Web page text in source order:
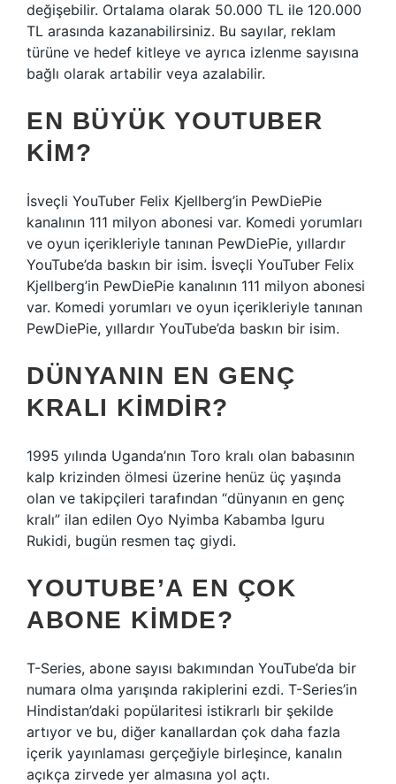
değişebilir. Ortalama olarak 50.000 TL ile 120.000
TL arasında kazanabilirsiniz. Bu sayılar, reklam
türüne ve hedef kitleye ve ayrıca izlenme sayısına
bağlı olarak artabilir veya azalabilir.
EN BÜYÜK YOUTUBER
KIM?
İsveçli YouTuber Felix Kjellberg’in PewDiePie
kanalının 111 milyon abonesi var. Komedi yorumları
ve oyun içerikleriyle tanınan PewDiePie, yıllardır
YouTube’da baskın bir isim. İsveçli YouTuber Felix
Kjellberg’in PewDiePie kanalının 111 milyon abonesi
var. Komedi yorumları ve oyun içerikleriyle tanınan
PewDiePie, yıllardır YouTube’da baskın bir isim.
DÜNYANIN EN GENÇ
KRALI KIMDIR?
1995 yılında Uganda’nın Toro kralı olan babasının
kalp krizinden ölmesi üzerine henüz üç yaşında
olan ve takipçileri tarafından “dünyanın en genç
kralı” ilan edilen Oyo Nyimba Kabamba Iguru
Rukidi, bugün resmen taç giydi.
YOUTUBE’A EN ÇOK
ABONE KIMDE?
T-Series, abone sayısı bakımından YouTube’da bir
numara olma yarışında rakiplerini ezdi. T-Series’in
Hindistan’daki popülaritesi istikrarlı bir şekilde
artıyor ve bu, diğer kanallardan çok daha fazla
içerik yayınlaması gerçeğiyle birleşince, kanalın
açıkça zirvede yer almasına yol açtı.